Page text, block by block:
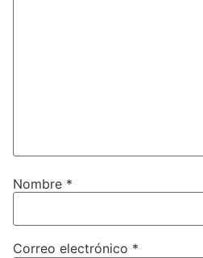
Nombre *
Correo electrónico *